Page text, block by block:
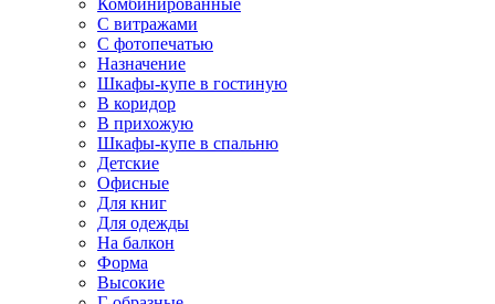
Комбинированные
С витражами
С фотопечатью
Назначение
Шкафы-купе в гостиную
В коридор
В прихожую
Шкафы-купе в спальню
Детские
Офисные
Для книг
Для одежды
На балкон
Форма
Высокие